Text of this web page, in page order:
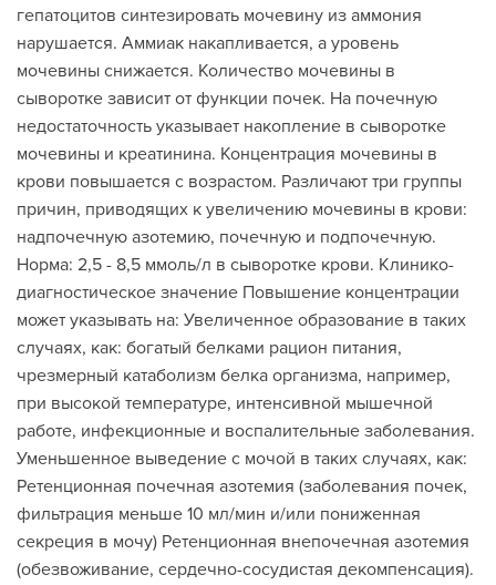
гепатоцитов синтезировать мочевину из аммония
нарушается. Аммиак накапливается, а уровень
мочевины снижается. Количество мочевины в
сыворотке зависит от функции почек. На почечную
недостаточность указывает накопление в сыворотке
мочевины и креатинина. Концентрация мочевины в
крови повышается с возрастом. Различают три группы
причин, приводящих к увеличению мочевины в крови:
надпочечную азотемию, почечную и подпочечную.
Норма: 2,5 - 8,5 ммоль/л в сыворотке крови. Клинико-
диагностическое значение Повышение концентрации
может указывать на: Увеличенное образование в таких
случаях, как: богатый белками рацион питания,
чрезмерный катаболизм белка организма, например,
при высокой температуре, интенсивной мышечной
работе, инфекционные и воспалительные заболевания.
Уменьшенное выведение с мочой в таких случаях, как:
Ретенционная почечная азотемия (заболевания почек,
фильтрация меньше 10 мл/мин и/или пониженная
секреция в мочу) Ретенционная внепочечная азотемия
(обезвоживание, сердечно-сосудистая декомпенсация).